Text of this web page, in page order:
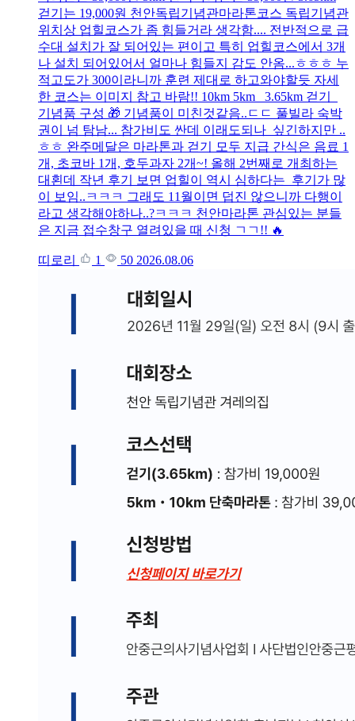
걷기는 19,000원 천안독립기념관마라톤코스 독립기념관
위치상 업힐코스가 좀 힘들거라 생각함.... 전반적으로 급
수대 설치가 잘 되어있는 편이고 특히 업힐코스에서 3개
나 설치 되어있어서 얼마나 힘들지 감도 안옴...ㅎㅎㅎ 누
적고도가 300이라니까 훈련 제대로 하고와야할듯 자세
한 코스는 이미지 참고 바람!! 10km 5km 3.65km 걷기
기념품 구성 🎁 기념품이 미친것같음..ㄷㄷ 풀빌라 숙박
권이 넘 탐남... 참가비도 싼데 이래도되나 싶긴하지만 ..
ㅎㅎ 완주메달은 마라톤과 걷기 모두 지급 간식은 음료 1
개, 초코바 1개, 호두과자 2개~! 올해 2번째로 개최하는
대횐데 작년 후기 보면 업힐이 역시 심하다는 후기가 많
이 보임..ㅋㅋㅋ 그래도 11월이면 덥진 않으니까 다행이
라고 생각해야하나..?ㅋㅋㅋ 천안마라톤 관심있는 분들
은 지금 접수창구 열려있을 때 신청 ㄱㄱ!! 🔥
띠로리 1 50 2026.08.06